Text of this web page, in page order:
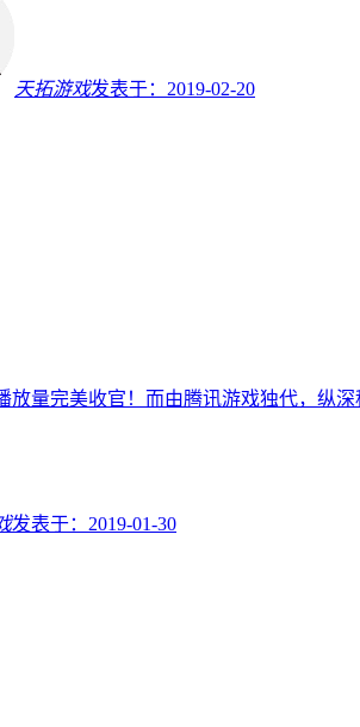
天拓游戏发表于： 2019-02-20
量完美收官！而由腾讯游戏独代，纵
发表于： 2019-01-30